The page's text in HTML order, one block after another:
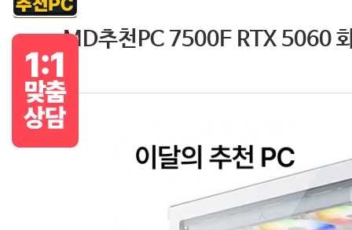
MD추천PC 7500F RTX 5060